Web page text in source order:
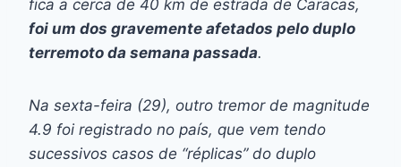
fica a cerca de 40 km de estrada de Caracas,
foi um dos gravemente afetados pelo duplo
terremoto da semana passada.
Na sexta-feira (29), outro tremor de magnitude
4.9 foi registrado no país, que vem tendo
sucessivos casos de “réplicas” do duplo